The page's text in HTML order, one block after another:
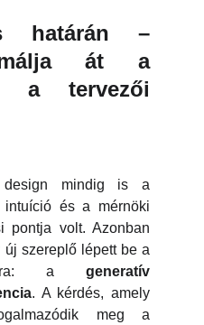
határán –
át a
a tervezői
mindig is a
intuíció és a mérnöki
pontja volt. Azonban
szereplő lépett be a
a generatív
. A kérdés, amely
meg a